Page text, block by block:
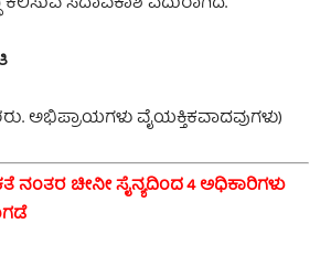
ಅಭಿಪ್ರಾಯಗಳು ವೈಯಕ್ತಿಕವಾದವುಗಳು)
ನಂತರ ಚೀನೀ ಸೈನ್ಯದಿಂದ 4 ಅಧಿಕಾರಿಗಳು